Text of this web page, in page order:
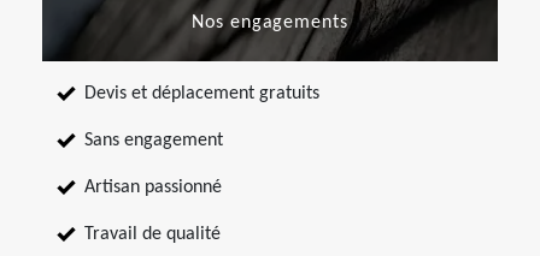
Nos engagements
Devis et déplacement gratuits
Sans engagement
Artisan passionné
Travail de qualité